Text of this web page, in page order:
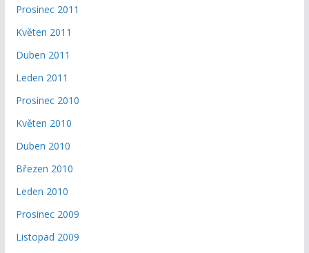
Prosinec 2011
Květen 2011
Duben 2011
Leden 2011
Prosinec 2010
Květen 2010
Duben 2010
Březen 2010
Leden 2010
Prosinec 2009
Listopad 2009